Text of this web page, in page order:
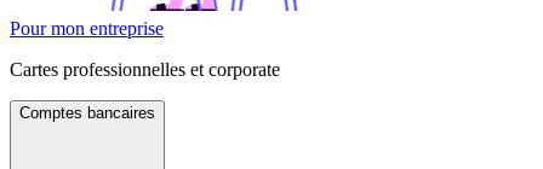
Pour mon entreprise
Cartes professionnelles et corporate
Comptes bancaires